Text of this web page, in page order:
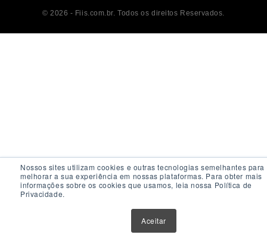
Nossos sites utilizam cookies e outras tecnologias semelhantes para
melhorar a sua experiência em nossas plataformas. Para obter mais
informações sobre os cookies que usamos, leia nossa Política de
Privacidade.
Aceitar
© 2026 - Fiis.com.br. Todos os direitos Reservados.